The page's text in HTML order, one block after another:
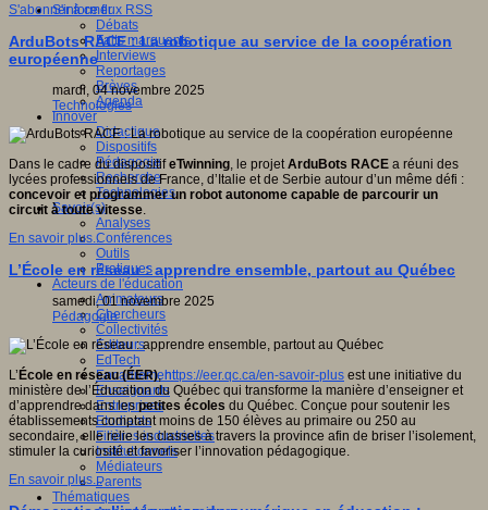
S'informer
Débats
Faits marquants
Interviews
Reportages
Brèves
Agenda
Innover
Didactique
Dispositifs
Pédagogie
Recherche
Technologies
Savoir(s)
Analyses
Conférences
Outils
Pratiques
Acteurs de l'éducation
Animateurs
Chercheurs
Collectivités
Editeurs
EdTech
Encadrement
Enseignants
Entreprises
Etudiants
Filières industrielles
Institutionnels
Médiateurs
Parents
Thématiques
S'abonner à ce flux RSS
ArduBots RACE : La robotique au service de la coopération
européenne
mardi, 04 novembre 2025
Technologies
Dans le cadre du dispositifeTwinning, le projetArduBots RACE a réuni des
lycées professionnels de France, d’Italie et de Serbie autour d’un même défi :
concevoir et programmer un robot autonome capable de parcourir un
circuit à toute vitesse.
En savoir plus...
L’École en réseau : apprendre ensemble, partout au Québec
samedi, 01 novembre 2025
Pédagogie
L’ École en réseau (ÉER),https://eer.qc.ca/en-savoir-plus est une initiative du
ministère de l’Éducation du Québec qui transforme la manière d’enseigner et
d’apprendre dans lespetites écoles du Québec. Conçue pour soutenir les
établissements comptant moins de 150 élèves au primaire ou 250 au
secondaire, elle relie les classes à travers la province afin de briser l’isolement,
stimuler la curiosité et favoriser l’innovation pédagogique.
En savoir plus...